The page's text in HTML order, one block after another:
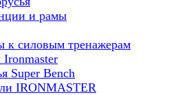
и рамы
к силовым тренажерам
Super Bench
IRONMASTER